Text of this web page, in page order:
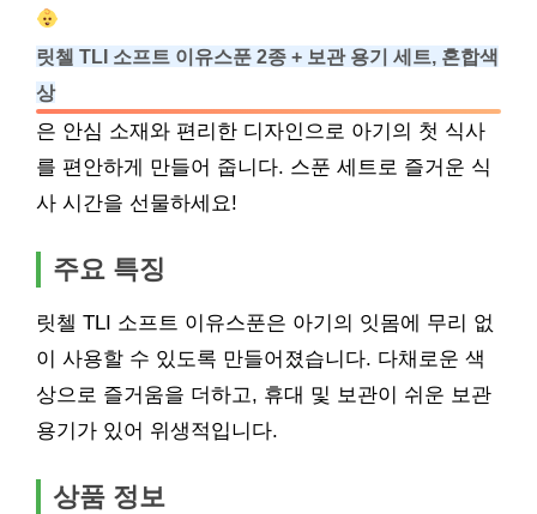
릿첼 TLI 소프트 이유스푼 2종 + 보관 용기 세트, 혼합색
상
은 안심 소재와 편리한 디자인으로 아기의 첫 식사
를 편안하게 만들어 줍니다. 스푼 세트로 즐거운 식
사 시간을 선물하세요!
주요 특징
릿첼 TLI 소프트 이유스푼은 아기의 잇몸에 무리 없
이 사용할 수 있도록 만들어졌습니다. 다채로운 색
상으로 즐거움을 더하고, 휴대 및 보관이 쉬운 보관
용기가 있어 위생적입니다.
상품 정보